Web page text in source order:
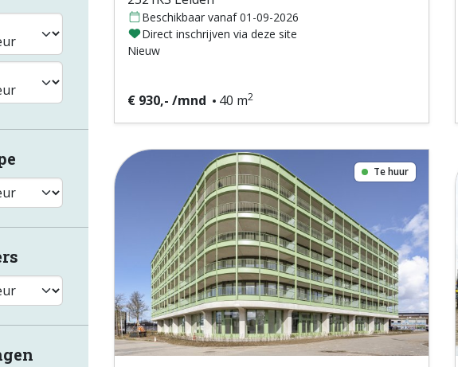
Beschikbaar vanaf 01-09-2026
Direct inschrijven via deze site
Nieuw
€ 930,- /mnd 40 m2
Te huur